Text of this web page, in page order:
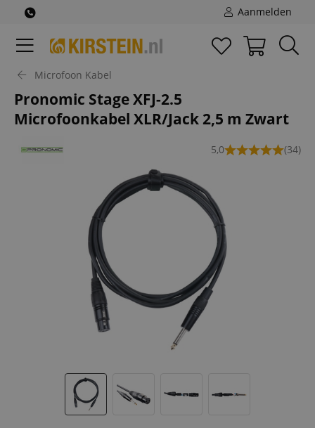
Aanmelden
Microfoon Kabel
Pronomic Stage XFJ-2.5
Microfoonkabel XLR/Jack 2,5 m Zwart
5,0 (34)